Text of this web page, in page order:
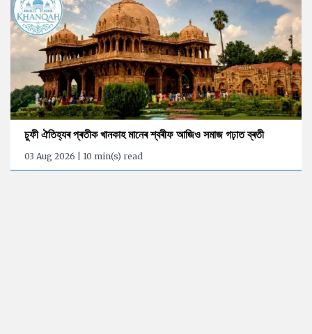
চুফী ঐতিহ্যৰ প্ৰতীক খানকাহ মানেৰ শ্বৰীফ আজিও সমাজ গঢ়াত ব্ৰতী
03 Aug 2026 | 10 min(s) read